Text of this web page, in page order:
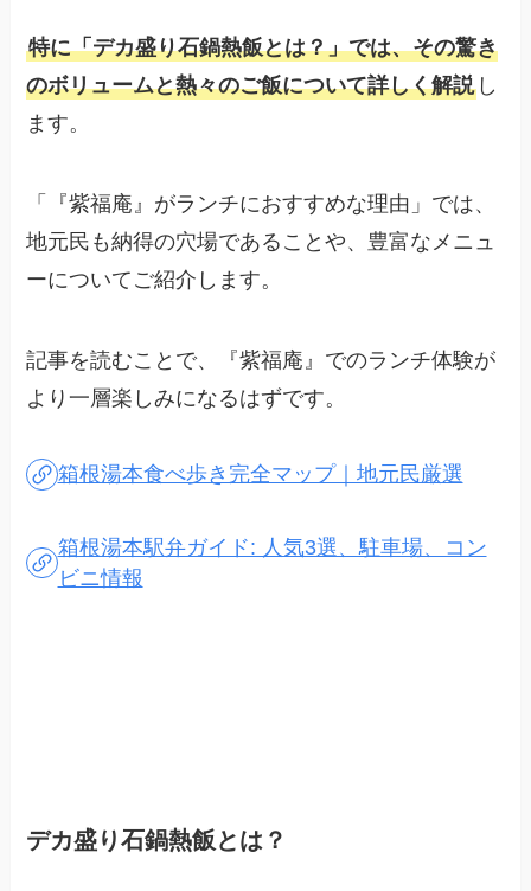
特に「デカ盛り石鍋熱飯とは？」では、その驚き
のボリュームと熱々のご飯について詳しく解説 し
ます。
「『紫福庵』がランチにおすすめな理由」では、
地元民も納得の穴場であることや、豊富なメニュ
ーについてご紹介します。
記事を読むことで、『紫福庵』でのランチ体験が
より一層楽しみになるはずです。
箱根湯本食べ歩き完全マップ｜地元民厳選
箱根湯本駅弁ガイド: 人気3選、駐車場、コン
ビニ情報
デカ盛り石鍋熱飯とは？